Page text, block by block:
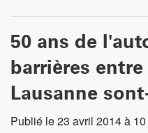
50 ans de
barrières
Lausanne
Publié le 23 avril 2014 à